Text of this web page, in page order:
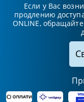
Если у Вас
продлению
ONLINE,